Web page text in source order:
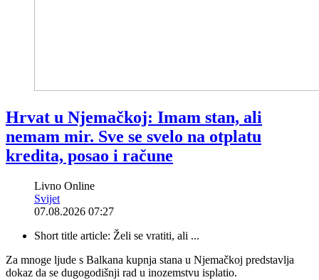
Hrvat u Njemačkoj: Imam stan, ali
nemam mir. Sve se svelo na otplatu
kredita, posao i račune
Livno Online
Svijet
07.08.2026 07:27
Short title article: Želi se vratiti, ali ...
Za mnoge ljude s Balkana kupnja stana u Njemačkoj predstavlja
dokaz da se dugogodišnji rad u inozemstvu isplatio.